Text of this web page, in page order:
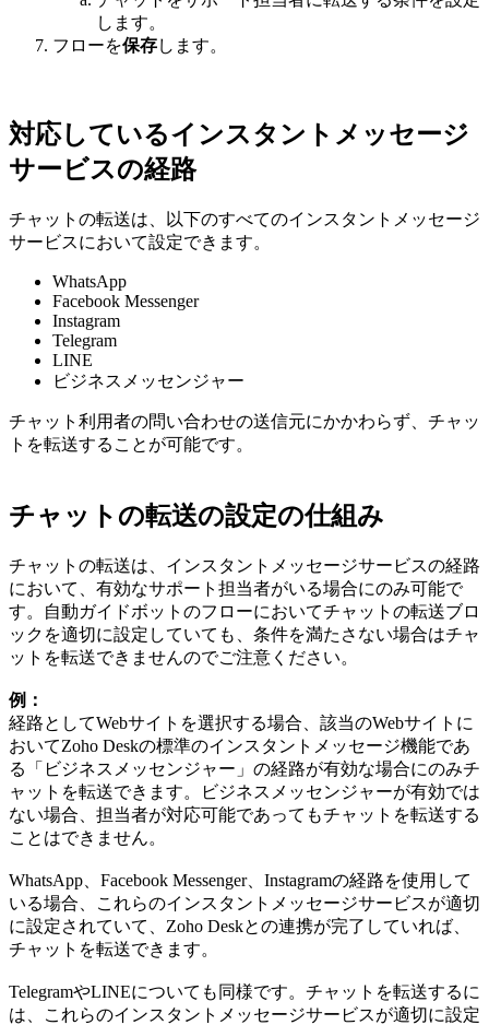
します。
フローを保存します。
対応しているインスタントメッセージ
サービスの経路
チャットの転送は、以下のすべてのインスタントメッセージ
サービスにおいて設定できます。
WhatsApp
Facebook Messenger
Instagram
Telegram
LINE
ビジネスメッセンジャー
チャット利用者の問い合わせの送信元にかかわらず、チャッ
トを転送することが可能です。
チャットの転送の設定の仕組み
チャットの転送は、インスタントメッセージサービスの経路
において、有効なサポート担当者がいる場合にのみ可能で
す。自動ガイドボットのフローにおいてチャットの転送ブロ
ックを適切に設定していても、条件を満たさない場合はチャ
ットを転送できませんのでご注意ください。
例：
経路としてWebサイトを選択する場合、該当のWebサイトに
おいてZoho Deskの標準のインスタントメッセージ機能であ
る「ビジネスメッセンジャー」の経路が有効な場合にのみチ
ャットを転送できます。ビジネスメッセンジャーが有効では
ない場合、担当者が対応可能であってもチャットを転送する
ことはできません。
WhatsApp、Facebook Messenger、Instagramの経路を使用して
いる場合、これらのインスタントメッセージサービスが適切
に設定されていて、Zoho Deskとの連携が完了していれば、
チャットを転送できます。
TelegramやLINEについても同様です。チャットを転送するに
は、これらのインスタントメッセージサービスが適切に設定